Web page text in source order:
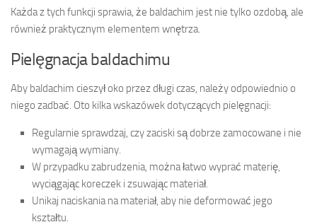
Każda z tych funkcji sprawia, że baldachim jest nie tylko ozdobą, ale
również praktycznym elementem wnętrza.
Pielęgnacja baldachimu
Aby baldachim cieszył oko przez długi czas, należy odpowiednio o
niego zadbać. Oto kilka wskazówek dotyczących pielęgnacji:
Regularnie sprawdzaj, czy zaciski są dobrze zamocowane i nie
wymagają wymiany.
W przypadku zabrudzenia, można łatwo wyprać materię,
wyciągając koreczek i zsuwając materiał.
Unikaj naciskania na materiał, aby nie deformować jego
kształtu.